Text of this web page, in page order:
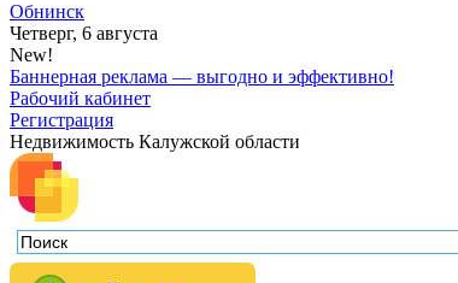
Обнинск
Четверг, 6 августа
New!
Баннерная реклама — выгодно и эффективно!
Рабочий кабинет
Регистрация
Недвижимость Калужской области